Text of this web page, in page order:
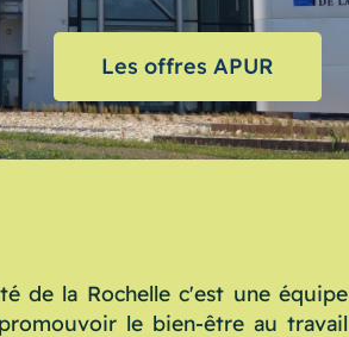
Les offres APUR
de la Rochelle c'est une équipe
le bien-être au travail